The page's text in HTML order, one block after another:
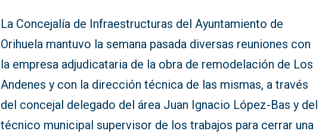
La Concejalía de Infraestructuras del Ayuntamiento de
Orihuela mantuvo la semana pasada diversas reuniones con
la empresa adjudicataria de la obra de remodelación de Los
Andenes y con la dirección técnica de las mismas, a través
del concejal delegado del área Juan Ignacio López-Bas y del
técnico municipal supervisor de los trabajos para cerrar una